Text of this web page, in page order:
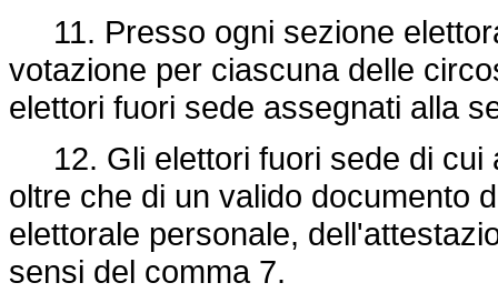
11. Presso ogni sezione
votazione per ciascuna delle
elettori fuori sede assegnati alla
12. Gli elettori fuori sede di cui
oltre che di un valido documento
elettorale personale,
sensi del comma 7.